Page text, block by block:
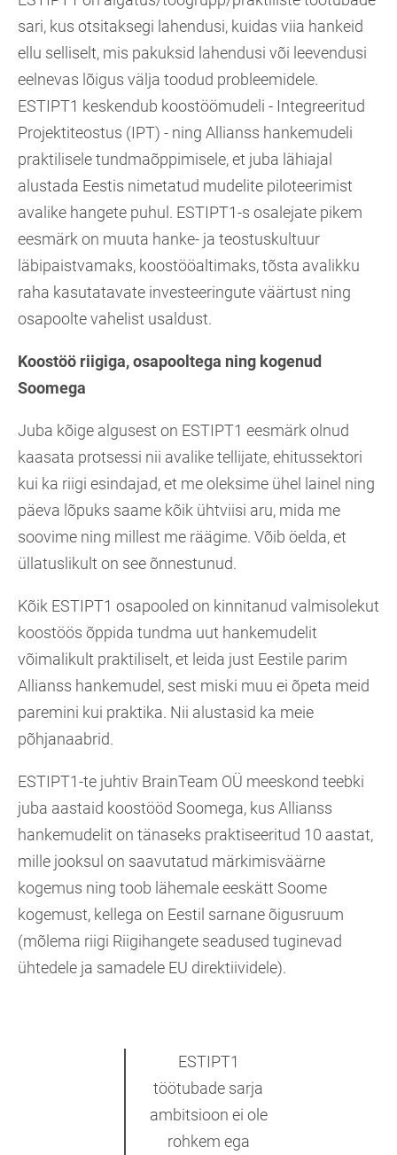
sari, kus otsitaksegi lahendusi, kuidas viia hankeid
ellu selliselt, mis pakuksid lahendusi või leevendusi
eelnevas lõigus välja toodud probleemidele.
ESTIPT1 keskendub koostöömudeli - Integreeritud
Projektiteostus (IPT) - ning Allianss hankemudeli
praktilisele tundmaõppimisele, et juba lähiajal
alustada Eestis nimetatud mudelite piloteerimist
avalike hangete puhul. ESTIPT1-s osalejate pikem
eesmärk on muuta hanke- ja teostuskultuur
läbipaistvamaks, koostööaltimaks, tõsta avalikku
raha kasutatavate investeeringute väärtust ning
osapoolte vahelist usaldust.
Koostöö riigiga, osapooltega ning kogenud
Soomega
Juba kõige algusest on ESTIPT1 eesmärk olnud
kaasata protsessi nii avalike tellijate, ehitussektori
kui ka riigi esindajad, et me oleksime ühel lainel ning
päeva lõpuks saame kõik ühtviisi aru, mida me
soovime ning millest me räägime. Võib öelda, et
üllatuslikult on see õnnestunud.
Kõik ESTIPT1 osapooled on kinnitanud valmisolekut
koostöös õppida tundma uut hankemudelit
võimalikult praktiliselt, et leida just Eestile parim
Allianss hankemudel, sest miski muu ei õpeta meid
paremini kui praktika. Nii alustasid ka meie
põhjanaabrid.
ESTIPT1-te juhtiv BrainTeam OÜ meeskond teebki
juba aastaid koostööd Soomega, kus Allianss
hankemudelit on tänaseks praktiseeritud 10 aastat,
mille jooksul on saavutatud märkimisväärne
kogemus ning toob lähemale eeskätt Soome
kogemust, kellega on Eestil sarnane õigusruum
(mõlema riigi Riigihangete seadused tuginevad
ühtedele ja samadele EU direktiividele).
ESTIPT1
töötubade sarja
ambitsioon ei ole
rohkem ega